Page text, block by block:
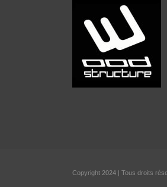
Copyright 2024 | Tous droits